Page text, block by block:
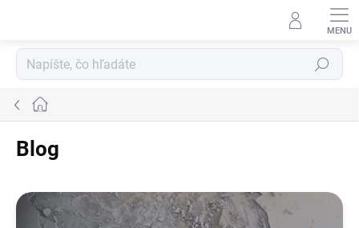
Hľadať
Domov
Blog
ý